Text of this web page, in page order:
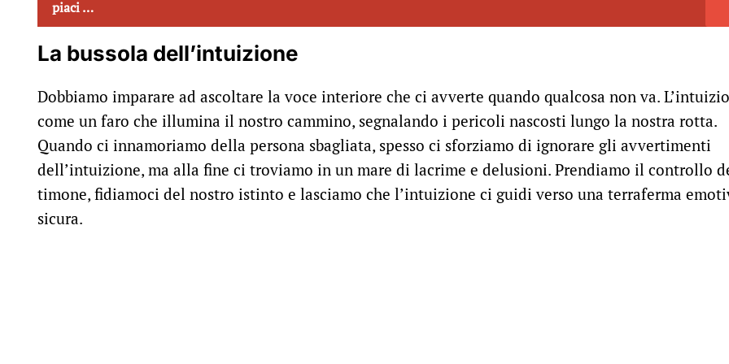
piaci …
La bussola dell’intuizione
Dobbiamo imparare ad ascoltare la voce interiore che ci avverte quando qualcosa non va.
come un faro che illumina il nostro cammino, segnalando i pericoli nascosti lungo la nostra rotta.
Quando ci innamoriamo della persona sbagliata, spesso ci sforziamo di ignorare gli avvertimenti
dell’intuizione, ma alla fine ci troviamo in un mare di lacrime e delusioni. Prendiamo il controllo
timone, fidiamoci del nostro istinto e lasciamo che l’intuizione ci guidi verso una terraferma
sicura.